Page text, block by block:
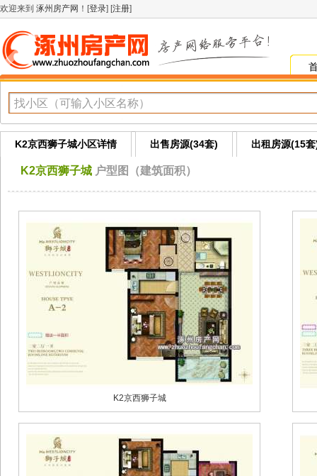
欢迎来到 涿州房产网 ！[登录] [注册]
K2京西狮子城小区详情 出售房源(34套) 出租房源(15
K2京西狮子城 户型图（建筑面积）
K2京西狮子城